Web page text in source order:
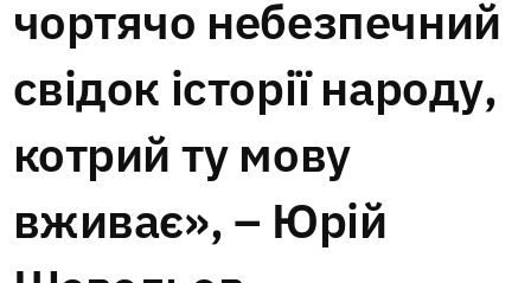
чортячо небезпечний
свідок історії народу,
котрий ту мову
вживає», – Юрій